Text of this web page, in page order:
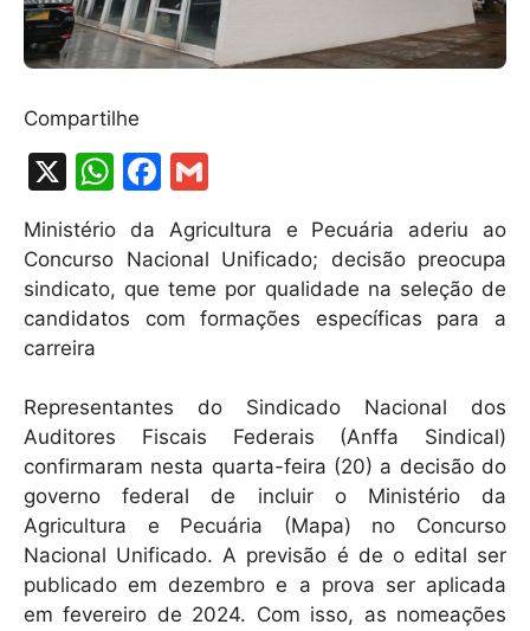
Compartilhe
X
W
at
s
A
p
F
a
c
e
b
o
k
m
ai
l
Ministério da Agricultura e Pecuária aderiu ao
Concurso Nacional Unificado; decisão preocupa
sindicato, que teme por qualidade na seleção de
candidatos com formações específicas para a
carreira
Representantes do Sindicado Nacional dos
Auditores Fiscais Federais (Anffa Sindical)
confirmaram nesta quarta-feira (20) a decisão do
governo federal de incluir o Ministério da
Agricultura e Pecuária (Mapa) no Concurso
Nacional Unificado. A previsão é de o edital ser
publicado em dezembro e a prova ser aplicada
em fevereiro de 2024. Com isso, as nomeações